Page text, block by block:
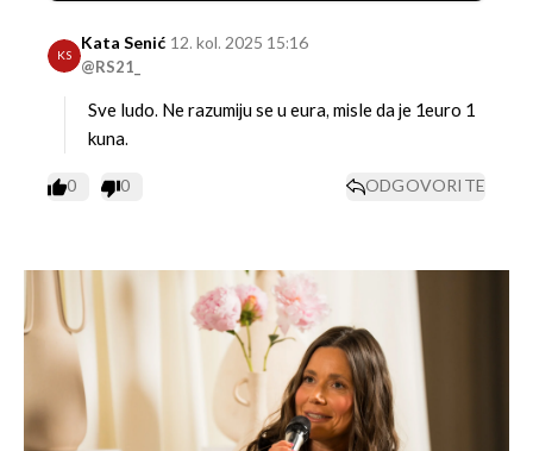
KS
Kata Senić
@RS21_
12. kol. 2025 15:16
Sve ludo. Ne razumiju se u eura, misle da je 1euro 1
kuna.
0 0 ODGOVORITE